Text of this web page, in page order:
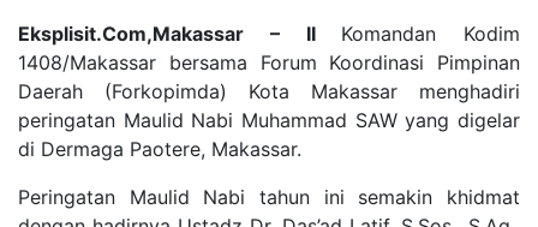
Eksplisit.Com,Makassar – II Komandan Kodim
1408/Makassar bersama Forum Koordinasi Pimpinan
Daerah (Forkopimda) Kota Makassar menghadiri
peringatan Maulid Nabi Muhammad SAW yang digelar
di Dermaga Paotere, Makassar.
Peringatan Maulid Nabi tahun ini semakin khidmat